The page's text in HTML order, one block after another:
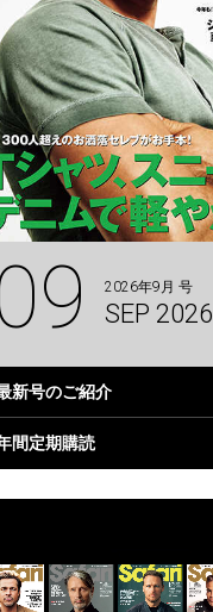
2026年9月 号
SEP 2026
新号のご紹介
間定期購読